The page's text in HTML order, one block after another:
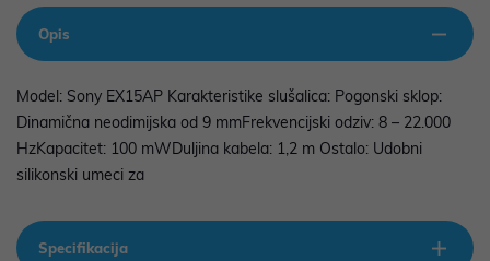
Opis
Model: Sony EX15AP Karakteristike slušalica: Pogonski sklop:
Dinamična neodimijska od 9 mmFrekvencijski odziv: 8 – 22.000
HzKapacitet: 100 mWDuljina kabela: 1,2 m Ostalo: Udobni
silikonski umeci za
Specifikacija